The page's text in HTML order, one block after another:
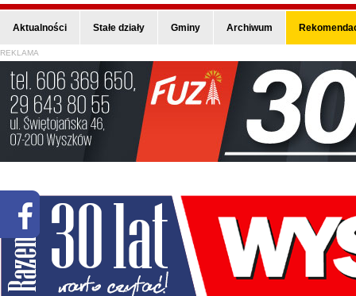
Aktualności Stałe działy Gminy Archiwum
REKLAMA